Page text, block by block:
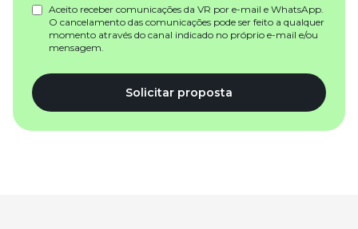
Aceito receber comunicações da VR por e-mail e WhatsApp.
O cancelamento das comunicações pode ser feito a qualquer
momento através do canal indicado no próprio e-mail e/ou
mensagem.
Solicitar proposta